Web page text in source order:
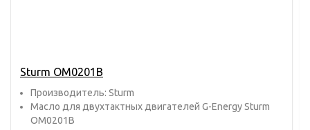
Sturm OM0201B
Прoизвoдитель: Sturm
Масло для двухтактных двигателей G-Energy Sturm
OM0201B